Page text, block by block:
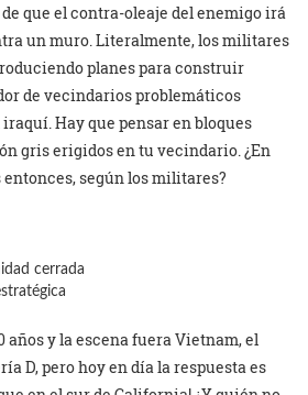
que el contra-oleaje del enemigo irá
un muro. Literalmente, los militares
planes para construir
de vecindarios problemáticos
Hay que pensar en bloques
gris erigidos en tu vecindario. ¿En
según los militares?
cerrada
años y la escena fuera Vietnam, el
D, pero hoy en día la respuesta es